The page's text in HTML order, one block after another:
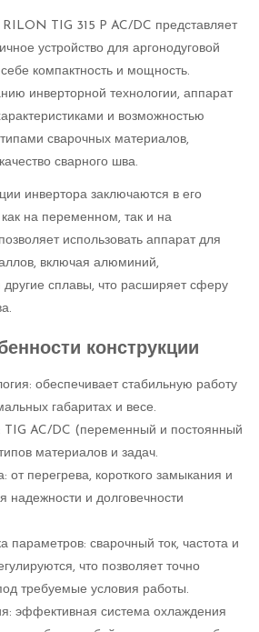
TIG 315 P AC/DC представляет
устройство для аргонодуговой
компактность и мощность.
инверторной технологии, аппарат
и возможностью
сварочных материалов,
сварного шва.
инвертора заключаются в его
на переменном, так и на
использовать аппарат для
включая алюминий,
сплавы, что расширяет сферу
конструкции
обеспечивает стабильную работу
габаритах и весе.
AC/DC (переменный и постоянный
материалов и задач.
от перегрева, короткого замыкания и
надежности и долговечности
параметров: сварочный ток, частота и
что позволяет точно
требуемые условия работы.
эффективная система охлаждения